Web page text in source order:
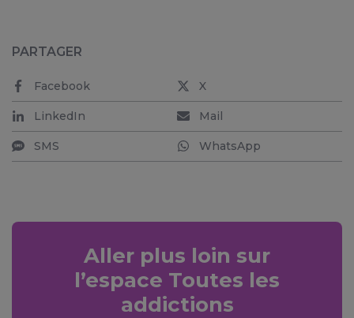
PARTAGER
Facebook X
LinkedIn Mail
SMS WhatsApp
Aller plus loin sur
l’espace Toutes les
addictions